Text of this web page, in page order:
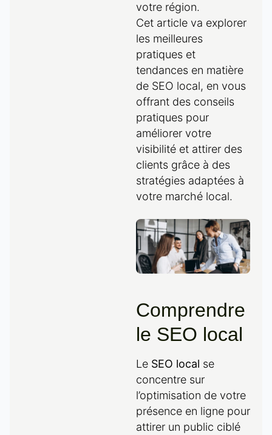
votre région.
Cet article va explorer
les meilleures
pratiques et
tendances en matière
de SEO local, en vous
offrant des conseils
pratiques pour
améliorer votre
visibilité et attirer des
clients grâce à des
stratégies adaptées à
votre marché local.
Comprendre
le SEO local
Le SEO local se
concentre sur
l’optimisation de votre
présence en ligne pour
attirer un public ciblé